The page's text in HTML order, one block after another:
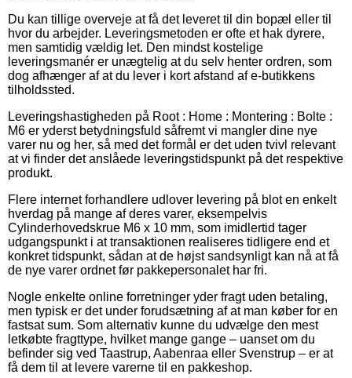
Du kan tillige overveje at få det leveret til din bopæl eller til
hvor du arbejder. Leveringsmetoden er ofte et hak dyrere,
men samtidig vældig let. Den mindst kostelige
leveringsmanér er unægtelig at du selv henter ordren, som
dog afhænger af at du lever i kort afstand af e-butikkens
tilholdssted.
Leveringshastigheden på Root : Home : Montering : Bolte :
M6 er yderst betydningsfuld såfremt vi mangler dine nye
varer nu og her, så med det formål er det uden tvivl relevant
at vi finder det anslåede leveringstidspunkt på det respektive
produkt.
Flere internet forhandlere udlover levering på blot en enkelt
hverdag på mange af deres varer, eksempelvis
Cylinderhovedskrue M6 x 10 mm, som imidlertid tager
udgangspunkt i at transaktionen realiseres tidligere end et
konkret tidspunkt, sådan at de højst sandsynligt kan nå at få
de nye varer ordnet før pakkepersonalet har fri.
Nogle enkelte online forretninger yder fragt uden betaling,
men typisk er det under forudsætning af at man køber for en
fastsat sum. Som alternativ kunne du udvælge den mest
letkøbte fragttype, hvilket mange gange – uanset om du
befinder sig ved Taastrup, Aabenraa eller Svenstrup – er at
få dem til at levere varerne til en pakkeshop.